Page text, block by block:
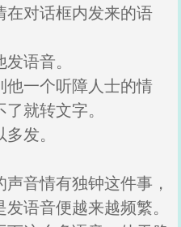
在对话框内发来的语
语音。
他一个听障人士的情
就转文字。
发。
音情有独钟这件事，
语音便越来越频繁。